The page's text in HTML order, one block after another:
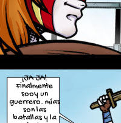
¡JA JA!
Finalmente
sooy un
guerrero. mías
son las
batallas y la